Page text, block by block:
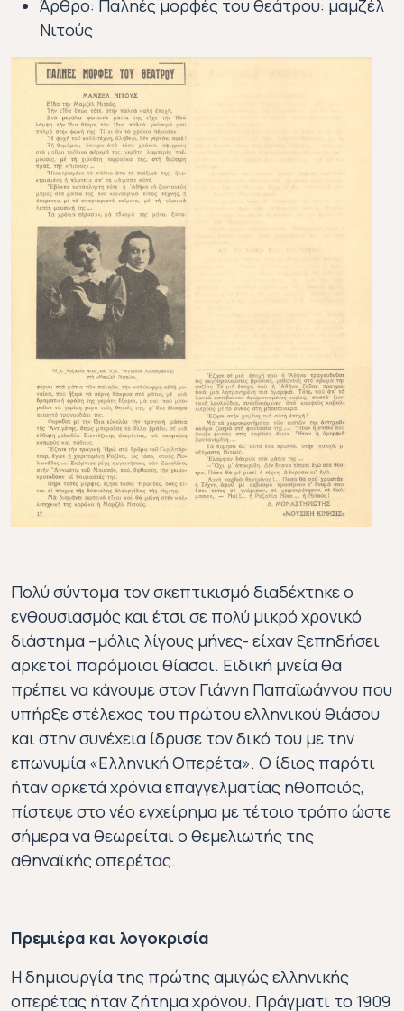
Άρθρο: Παληές μορφές του θεάτρου: μαμζέλ
Νιτούς
Πολύ σύντομα τον σκεπτικισμό διαδέχτηκε ο
ενθουσιασμός και έτσι σε πολύ μικρό χρονικό
διάστημα –μόλις λίγους μήνες- είχαν ξεπηδήσει
αρκετοί παρόμοιοι θίασοι. Ειδική μνεία θα
πρέπει να κάνουμε στον Γιάννη Παπαϊωάννου που
υπήρξε στέλεχος του πρώτου ελληνικού θιάσου
και στην συνέχεια ίδρυσε τον δικό του με την
επωνυμία «Ελληνική Οπερέτα». Ο ίδιος παρότι
ήταν αρκετά χρόνια επαγγελματίας ηθοποιός,
πίστεψε στο νέο εγχείρημα με τέτοιο τρόπο ώστε
σήμερα να θεωρείται ο θεμελιωτής της
αθηναϊκής οπερέτας.
Πρεμιέρα και λογοκρισία
Η δημιουργία της πρώτης αμιγώς ελληνικής
οπερέτας ήταν ζήτημα χρόνου. Πράγματι το 1909